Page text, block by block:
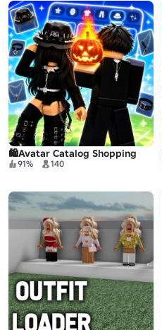
🛍️Avatar Catalog Shopping
91% 140